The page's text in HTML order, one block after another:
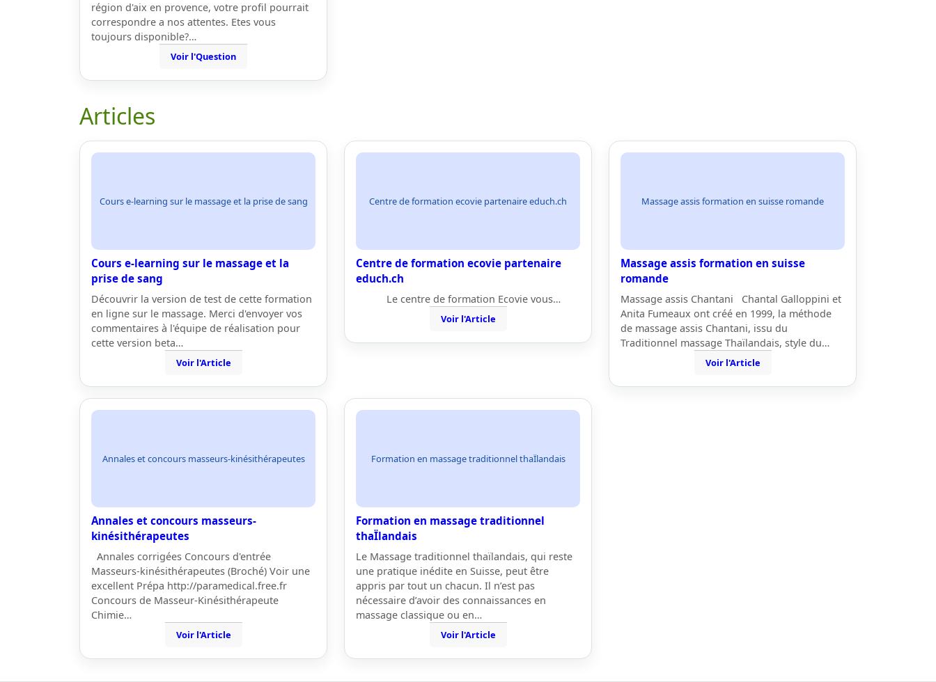
région d'aix en provence, votre profil pourrait
correspondre a nos attentes. Etes vous
toujours disponible?…
Voir l'Question
Articles
Cours e-learning sur le massage et la prise de sang
Cours e-learning sur le massage et la
prise de sang
Découvrir la version de test de cette formation
en ligne sur le massage. Merci d'envoyer vos
commentaires à l'équipe de réalisation pour
cette version beta…
Voir l'Article
Centre de formation ecovie partenaire educh.ch
Centre de formation ecovie partenaire
educh.ch
Le centre de formation Ecovie vous…
Voir l'Article
Massage assis formation en suisse romande
Massage assis formation en suisse
romande
Massage assis Chantani Chantal Galloppini et
Anita Fumeaux ont créé en 1999, la méthode
de massage assis Chantani, issu du
Traditionnel massage Thaïlandais, style du…
Voir l'Article
Annales et concours masseurs-kinésithérapeutes
Annales et concours masseurs-
kinésithérapeutes
Annales corrigées Concours d'entrée
Masseurs-kinésithérapeutes (Broché) Voir une
excellent Prépa http://paramedical.free.fr
Concours de Masseur-Kinésithérapeute
Chimie…
Voir l'Article
Formation en massage traditionnel thaÏlandais
Formation en massage traditionnel
thaÏlandais
Le Massage traditionnel thaïlandais, qui reste
une pratique inédite en Suisse, peut être
appris par tout un chacun. Il n’est pas
nécessaire d’avoir des connaissances en
massage classique ou en…
Voir l'Article